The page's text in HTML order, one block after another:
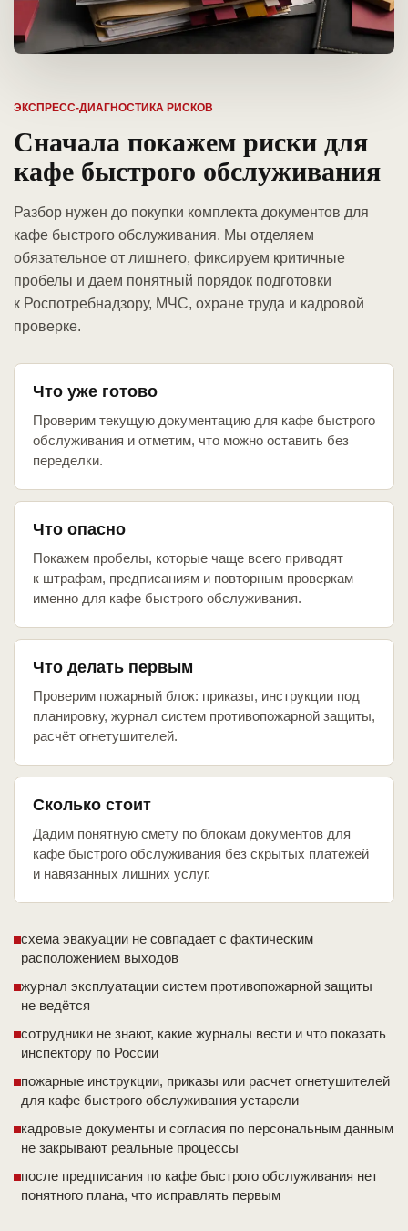
ЭКСПРЕСС-ДИАГНОСТИКА РИСКОВ
Сначала покажем риски для
кафе быстрого обслуживания
Разбор нужен до покупки комплекта документов для
кафе быстрого обслуживания. Мы отделяем
обязательное от лишнего, фиксируем критичные
пробелы и даем понятный порядок подготовки
к Роспотребнадзору, МЧС, охране труда и кадровой
проверке.
Что уже готово
Проверим текущую документацию для кафе быстрого
обслуживания и отметим, что можно оставить без
переделки.
Что опасно
Покажем пробелы, которые чаще всего приводят
к штрафам, предписаниям и повторным проверкам
именно для кафе быстрого обслуживания.
Что делать первым
Проверим пожарный блок: приказы, инструкции под
планировку, журнал систем противопожарной защиты,
расчёт огнетушителей.
Сколько стоит
Дадим понятную смету по блокам документов для
кафе быстрого обслуживания без скрытых платежей
и навязанных лишних услуг.
схема эвакуации не совпадает с фактическим
расположением выходов
журнал эксплуатации систем противопожарной защиты
не ведётся
сотрудники не знают, какие журналы вести и что показать
инспектору по России
пожарные инструкции, приказы или расчет огнетушителей
для кафе быстрого обслуживания устарели
кадровые документы и согласия по персональным данным
не закрывают реальные процессы
после предписания по кафе быстрого обслуживания нет
понятного плана, что исправлять первым